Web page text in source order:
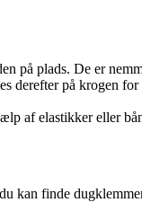
på plads. De er
derefter på krogen
af elastikker eller
kan finde